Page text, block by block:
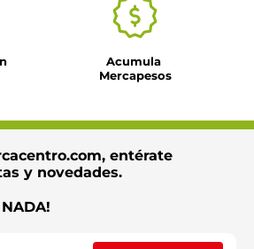
Acumula
Mercapesos
entérate
y novedades.
NADA!